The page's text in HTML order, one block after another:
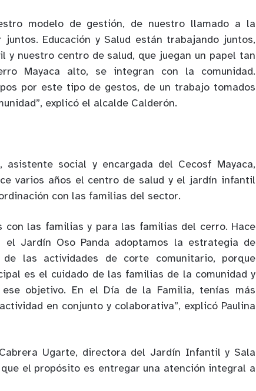
modelo de gestión, de nuestro llamado a la
juntos. Educación y Salud están trabajando juntos,
y nuestro centro de salud, que juegan un papel tan
Mayaca alto, se integran con la comunidad.
por este tipo de gestos, de un trabajo tomados
explicó el alcalde Calderón.
asistente social y encargada del Cecosf Mayaca,
varios años el centro de salud y el jardín infantil
con las familias del sector.
con las familias y para las familias del cerro. Hace
el Jardín Oso Panda adoptamos la estrategia de
las actividades de corte comunitario, porque
es el cuidado de las familias de la comunidad y
objetivo. En el Día de la Familia, tenías más
en conjunto y colaborativa”, explicó Paulina
Ugarte, directora del Jardín Infantil y Sala
que el propósito es entregar una atención integral a